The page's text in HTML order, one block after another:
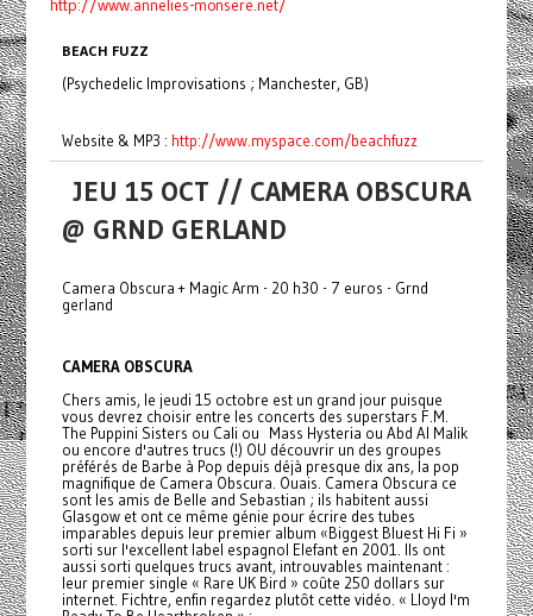
http://www.annelies-monsere.net/
BEACH FUZZ
(Psychedelic Improvisations ; Manchester, GB)
Website & MP3 : http://www.myspace.com/beachfuzz
JEU 15 OCT // CAMERA OBSCURA
@ GRND GERLAND
Camera Obscura + Magic Arm - 20 h30 - 7 euros - Grnd
gerland
CAMERA OBSCURA
Chers amis, le jeudi 15 octobre est un grand jour puisque
vous devrez choisir entre les concerts des superstars F.M.
The Puppini Sisters ou Cali ou Mass Hysteria ou Abd Al Malik
ou encore d'autres trucs (!) OU découvrir un des groupes
préférés de Barbe à Pop depuis déjà presque dix ans, la pop
magnifique de Camera Obscura. Ouais. Camera Obscura ce
sont les amis de Belle and Sebastian ; ils habitent aussi
Glasgow et ont ce même génie pour écrire des tubes
imparables depuis leur premier album «Biggest Bluest Hi Fi »
sorti sur l'excellent label espagnol Elefant en 2001. Ils ont
aussi sorti quelques trucs avant, introuvables maintenant :
leur premier single « Rare UK Bird » coûte 250 dollars sur
internet. Fichtre, enfin regardez plutôt cette vidéo. « Lloyd I'm